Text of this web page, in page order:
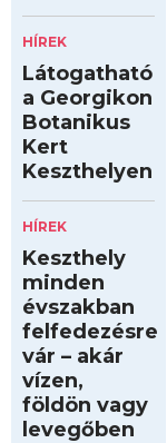
HÍREK
Látogatható
a Georgikon
Botanikus
Kert
Keszthelyen
HÍREK
Keszthely
minden
évszakban
felfedezésre
vár – akár
vízen,
földön vagy
levegőben